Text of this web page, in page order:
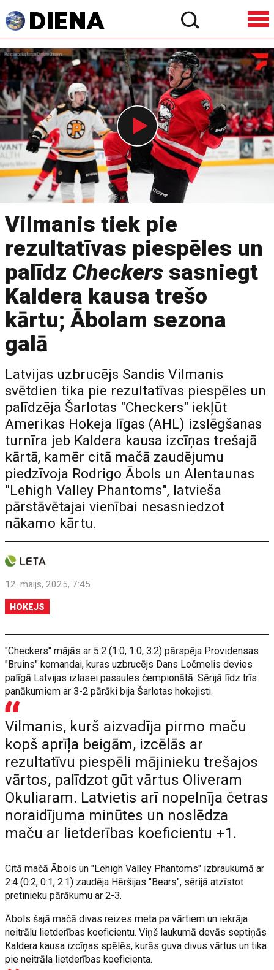
Vilmanis tiek pie
rezultatīvas piespēles un
palīdz Checkers sasniegt
Kaldera kausa trešo
kārtu; Ābolam sezona
galā
Latvijas uzbrucējs Sandis Vilmanis
svētdien tika pie rezultatīvas piespēles un
palīdzēja Šarlotas "Checkers" iekļūt
Amerikas Hokeja līgas (AHL) izslēgšanas
turnīra jeb Kaldera kausa izcīņas trešajā
kārtā, kamēr citā mačā zaudējumu
piedzīvoja Rodrigo Ābols un Alentaunas
"Lehigh Valley Phantoms", latvieša
pārstāvētajai vienībai nesasniedzot
nākamo kārtu.
12. maijs, 2025, 7:45
HOKEJS
"Checkers" mājās ar 5:2 (1:0, 1:0, 3:2) pārspēja Providensas
"Bruins" komandai, kuras uzbrucējs Dans Ločmelis devies
palīgā Latvijas izlasei pasaules čempionātā. Sērijā līdz trīs
panākumiem ar 3-2 pārāki bija Šarlotas hokejisti.
Vilmanis, kurš aizvadīja pirmo maču
kopš aprīļa beigām, izcēlās ar
rezultatīvu piespēli mājinieku trešajos
vārtos, palīdzot gūt vārtus Oliveram
Okuliaram. Latvietis arī nopelnīja četras
noraidījuma minūtes un noslēdza
maču ar lietderības koeficientu +1.
Citā mačā Ābols un "Lehigh Valley Phantoms" izbraukumā ar
2:4 (0:2, 0:1, 2:1) zaudēja Hēršijas "Bears", sērijā atzīstot
pretinieku pārākumu ar 2-3.
Ābols šajā mačā divas reizes meta pa vārtiem un iekrāja
neitrālu lietderības koeficientu. Viņš laukumā devās septiņās
Kaldera kausa izcīņas spēlēs, kurās guva divus vārtus un tika
pie neitrāla lietderības koeficienta.